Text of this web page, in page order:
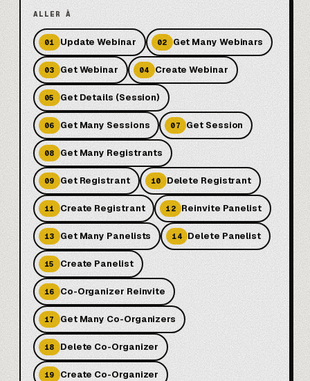
ALLER À
01 Update Webinar 02 Get Many Webinars
03 Get Webinar 04 Create Webinar
05 Get Details (Session)
06 Get Many Sessions 07 Get Session
08 Get Many Registrants
09 Get Registrant 10 Delete Registrant
11 Create Registrant 12 Reinvite Panelist
13 Get Many Panelists 14 Delete Panelist
15 Create Panelist
16 Co-Organizer Reinvite
17 Get Many Co-Organizers
18 Delete Co-Organizer
19 Create Co-Organizer